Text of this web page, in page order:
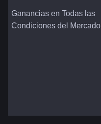
Ganancias en Todas las
Condiciones del Mercado